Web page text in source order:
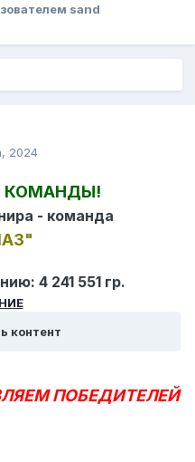
sand
2024
КОМАНДЫ!
- команда
4 241 551 гр.
контент
ПОБЕДИТЕЛЕЙ